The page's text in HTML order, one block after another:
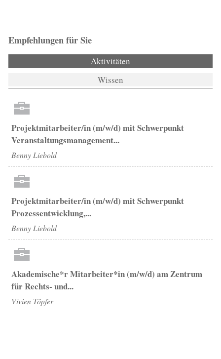
Empfehlungen für Sie
Aktivitäten
Wissen
Projektmitarbeiter/in (m/w/d) mit Schwerpunkt
Veranstaltungsmanagement...
Benny Liebold
Projektmitarbeiter/in (m/w/d) mit Schwerpunkt
Prozessentwicklung,...
Benny Liebold
Akademische*r Mitarbeiter*in (m/w/d) am Zentrum
für Rechts- und...
Vivien Töpfer